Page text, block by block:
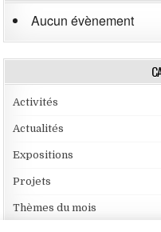
Aucun évènement
Activités
Actualités
Expositions
Projets
Thèmes du mois